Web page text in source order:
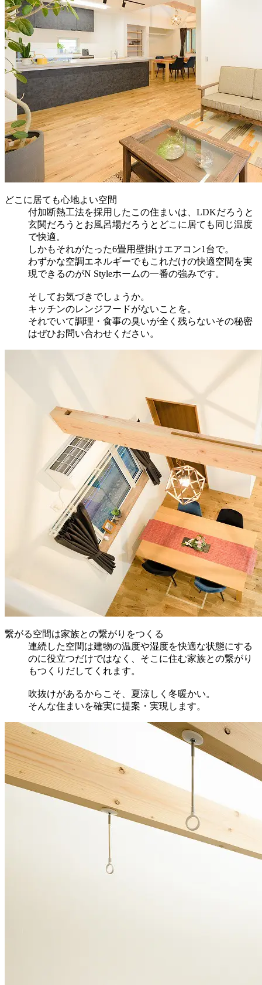
どこに居ても心地よい空間
付加断熱工法を採用したこの住まいは、LDKだろうと
玄関だろうとお風呂場だろうとどこに居ても同じ温度
で快適。
しかもそれがたった6畳用壁掛けエアコン1台で。
わずかな空調エネルギーでもこれだけの快適空間を実
現できるのがN Styleホームの一番の強みです。
そしてお気づきでしょうか。
キッチンのレンジフードがないことを。
それでいて調理・食事の臭いが全く残らないその秘密
はぜひお問い合わせください。
繋がる空間は家族との繋がりをつくる
連続した空間は建物の温度や湿度を快適な状態にする
のに役立つだけではなく、そこに住む家族との繋がり
もつくりだしてくれます。
吹抜けがあるからこそ、夏涼しく冬暖かい。
そんな住まいを確実に提案・実現します。